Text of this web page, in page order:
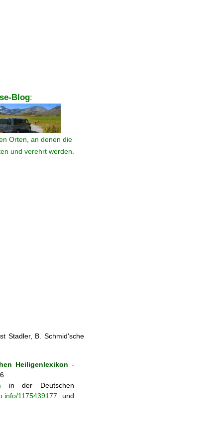
Blog:
Orten, an denen die
und verehrt werden.
Stadler, B. Schmid'sche
Heiligenlexikon -
in der Deutschen
1175439177 und